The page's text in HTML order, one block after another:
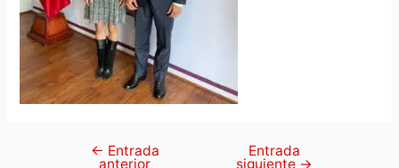
← Entrada
anterior
Entrada
siguiente →